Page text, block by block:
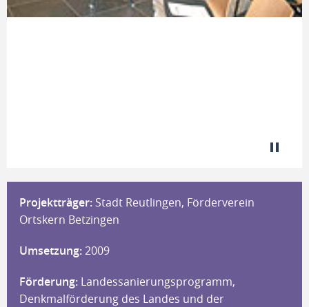
Projektträger: Stadt Reutlingen, Förderverein
Ortskern Betzingen
Umsetzung:2009
Förderung: Landessanierungsprogramm,
Denkmalförderung des Landes und der